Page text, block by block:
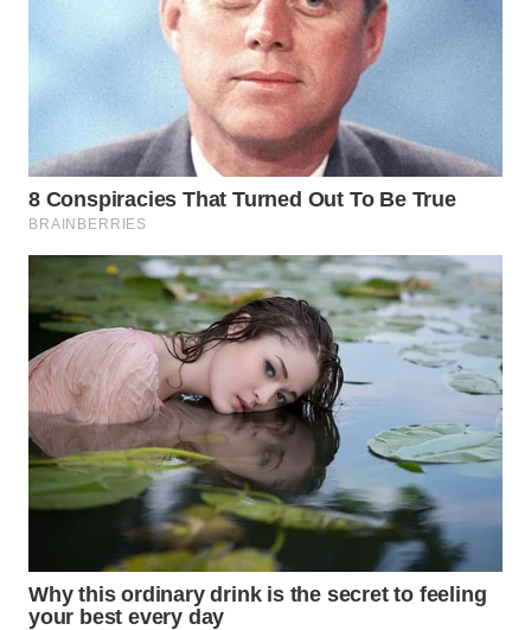
SAMOSIR
WN
PADANG
WN
SUMEDANG
WN
CIANJUR
WN
KEPULAUAN
WN
TANGERANG